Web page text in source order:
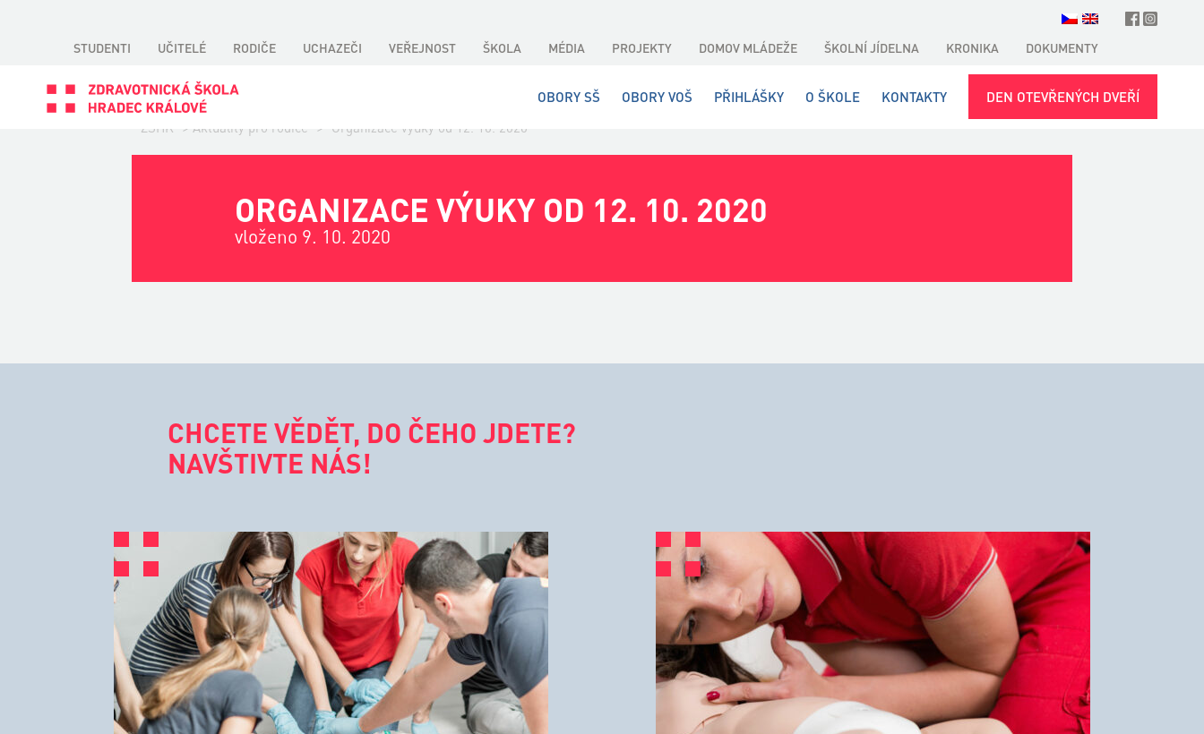
STUDENTI UČITELÉ RODIČE UCHAZEČI VEŘEJNOST ŠKOLA MÉDIA PROJEKTY DOMOV MLÁDEŽE ŠKOLNÍ JÍDELNA KRONIKA DOKUMENTY
OBORY SŠ OBORY VOŠ PŘIHLÁŠKY O ŠKOLE KONTAKTY
DEN OTEVŘENÝCH DVEŘÍ
ZSHK
> Aktuality pro rodiče > Organizace výuky od 12. 10. 2020
ORGANIZACE VÝUKY OD 12. 10. 2020
vloženo 9. 10. 2020
CHCETE VĚDĚT, DO ČEHO JDETE?
NAVŠTIVTE NÁS!